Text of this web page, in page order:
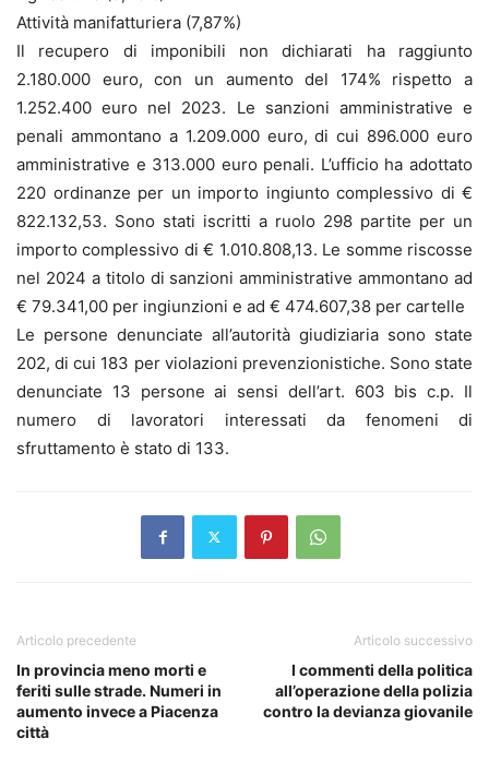
Attività manifatturiera (7,87%)
Il recupero di imponibili non dichiarati ha raggiunto
2.180.000 euro, con un aumento del 174% rispetto a
1.252.400 euro nel 2023. Le sanzioni amministrative e
penali ammontano a 1.209.000 euro, di cui 896.000 euro
amministrative e 313.000 euro penali. L’ufficio ha adottato
220 ordinanze per un importo ingiunto complessivo di €
822.132,53. Sono stati iscritti a ruolo 298 partite per un
importo complessivo di € 1.010.808,13. Le somme riscosse
nel 2024 a titolo di sanzioni amministrative ammontano ad
€ 79.341,00 per ingiunzioni e ad € 474.607,38 per cartelle
Le persone denunciate all’autorità giudiziaria sono state
202, di cui 183 per violazioni prevenzionistiche. Sono state
denunciate 13 persone ai sensi dell’art. 603 bis c.p. Il
numero di lavoratori interessati da fenomeni di
sfruttamento è stato di 133.
Articolo precedente
In provincia meno morti e
feriti sulle strade. Numeri in
aumento invece a Piacenza
città
Articolo successivo
I commenti della politica
all’operazione della polizia
contro la devianza giovanile